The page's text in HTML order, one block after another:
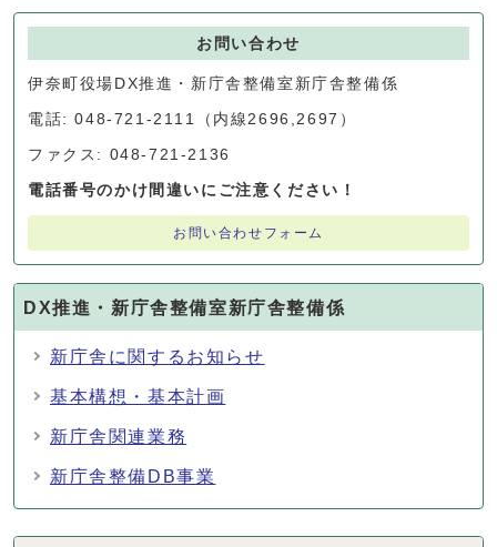
お問い合わせ
伊奈町役場DX推進・新庁舎整備室新庁舎整備係
電話: 048-721-2111（内線2696,2697）
ファクス: 048-721-2136
電話番号のかけ間違いにご注意ください！
お問い合わせフォーム
DX推進・新庁舎整備室新庁舎整備係
新庁舎に関するお知らせ
基本構想・基本計画
新庁舎関連業務
新庁舎整備DB事業